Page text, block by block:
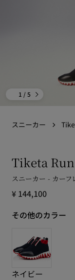
1 / 5
スニーカー
Tiketa Run
スニーカー - カー
¥ 144,100
その他のカラー
ネイビー